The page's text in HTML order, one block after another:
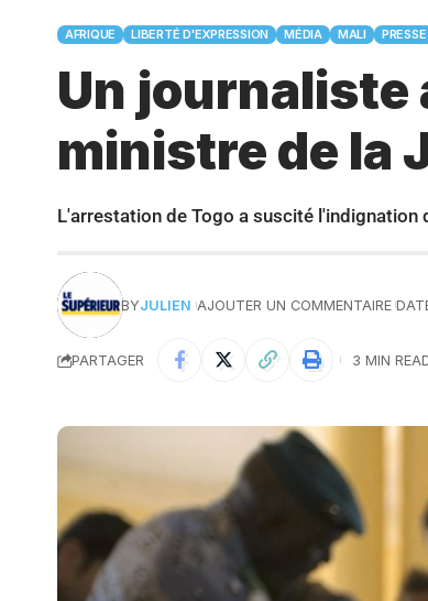
AFRIQUE LIBERTÉ D'EXPRESSION MÉDIA MALI PRESSE
Un journaliste
ministre de la
L'arrestation de Togo a suscité
BYJULIEN AJOUTER UN COMMENTAIRE
PARTAGER 3 MIN